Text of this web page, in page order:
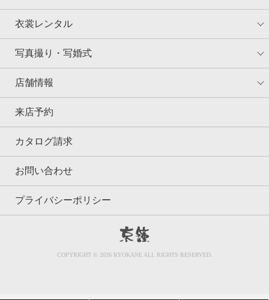
衣裳レンタル
写真撮り・写婚式
店舗情報
来店予約
カタログ請求
お問い合わせ
プライバシーポリシー
COPYRIGHT © 2026 KYOKANE ALL RIGHTS RESERVED.